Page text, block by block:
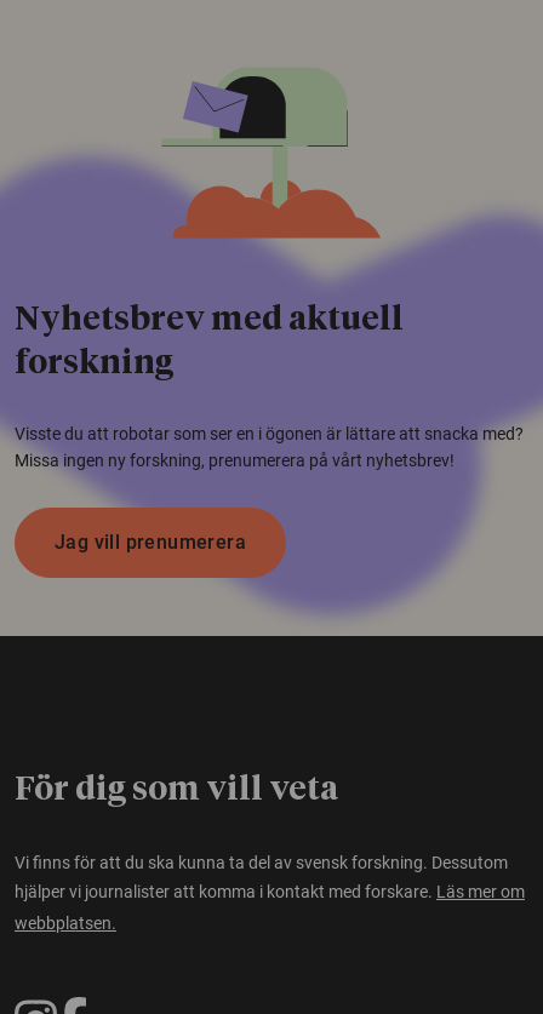
Nyhetsbrev med aktuell
forskning
Visste du att robotar som ser en i ögonen är lättare att snacka med?
Missa ingen ny forskning, prenumerera på vårt nyhetsbrev!
Jag vill prenumerera
För dig som vill veta
Vi finns för att du ska kunna ta del av svensk forskning. Dessutom
hjälper vi journalister att komma i kontakt med forskare. Läs mer om
webbplatsen.